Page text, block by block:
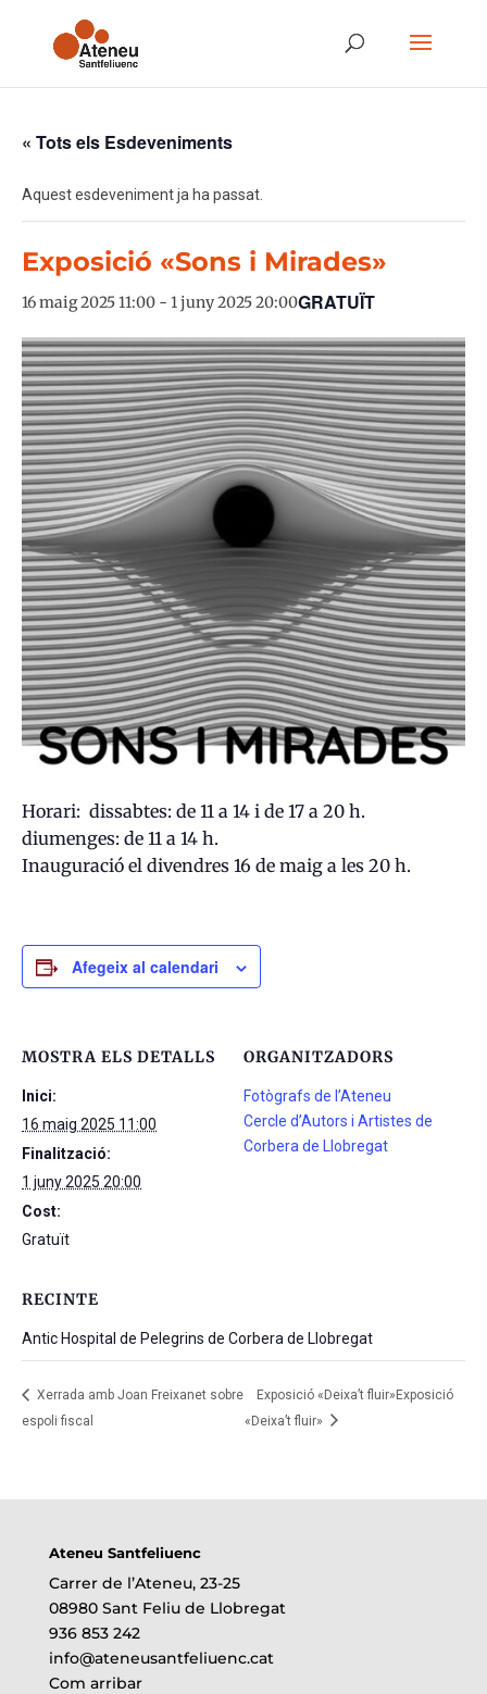
« Tots els Esdeveniments
Aquest esdeveniment ja ha passat.
Exposició «Sons i Mirades»
16 maig 2025 11:00 - 1 juny 2025 20:00GRATUÏT
Horari: dissabtes: de 11 a 14 i de 17 a 20 h.
diumenges: de 11 a 14 h.
Inauguració el divendres 16 de maig a les 20 h.
Afegeix al calendari
MOSTRA ELS DETALLS
Inici:
16 maig 2025 11:00
Finalització:
1 juny 2025 20:00
Cost:
Gratuït
ORGANITZADORS
Fotògrafs de l’Ateneu
Cercle d’Autors i Artistes de
Corbera de Llobregat
RECINTE
Antic Hospital de Pelegrins de Corbera de Llobregat
Xerrada amb Joan Freixanet sobre
espoli fiscal
Exposició «Deixa’t fluir»Exposició
«Deixa’t fluir»
Ateneu Santfeliuenc
Carrer de l’Ateneu, 23-25
08980 Sant Feliu de Llobregat
936 853 242
info@ateneusantfeliuenc.cat
Com arribar